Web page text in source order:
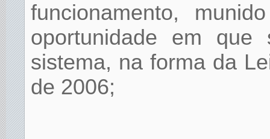
funcionamento,
oportunidade em
sistema, na forma da
de 2006;